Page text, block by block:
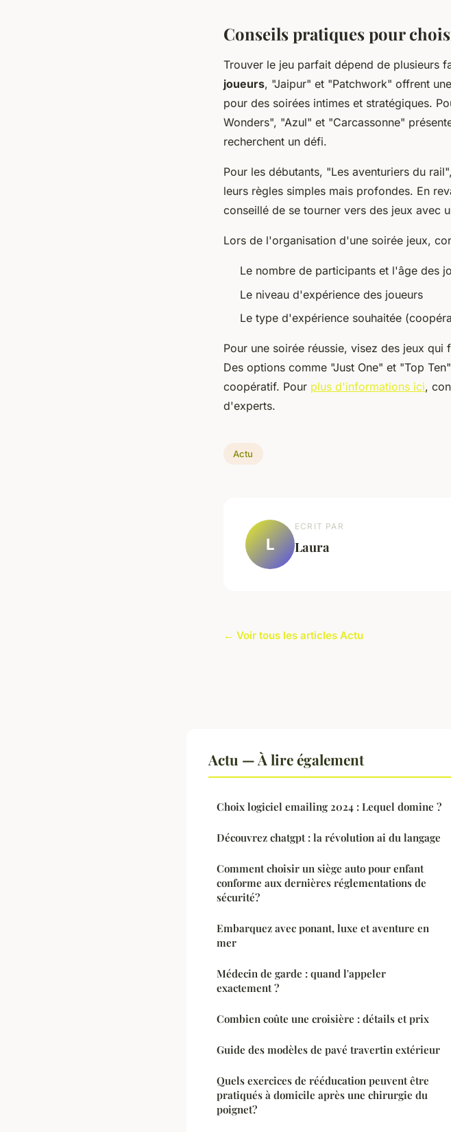
Conseils pratiques pour
Trouver le jeu parfait dépend de plusieurs
joueurs, "Jaipur" et "Patchwork" offrent
pour des soirées intimes et stratégiques.
Wonders", "Azul" et "Carcassonne"
recherchent un défi.
Pour les débutants, "Les aventuriers du
leurs règles simples mais profondes. En
conseillé de se tourner vers des jeux avec
Lors de l'organisation d'une soirée jeux,
Le nombre de participants et l'âge des
Le niveau d'expérience des joueurs
Le type d'expérience souhaitée
Pour une soirée réussie, visez des jeux
Des options comme "Just One" et "Top
coopératif. Pour plus d'informations ici,
d'experts.
Actu
L
ECRIT PAR
Laura
← Voir tous les articles Actu
Actu — À lire également
Choix logiciel emailing 2024 : Lequel domine ?
Découvrez chatgpt : la révolution ai du langage
Comment choisir un siège auto pour enfant
conforme aux dernières réglementations de
sécurité?
Embarquez avec ponant, luxe et aventure en
mer
Médecin de garde : quand l'appeler
exactement ?
Combien coûte une croisière : détails et prix
Guide des modèles de pavé travertin extérieur
Quels exercices de rééducation peuvent être
pratiqués à domicile après une chirurgie du
poignet?